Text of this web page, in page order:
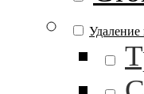
Удаление